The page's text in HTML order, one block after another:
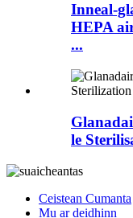
Inneal-
HEPA
...
le
Ceistean Cumanta
Mu ar deidhinn